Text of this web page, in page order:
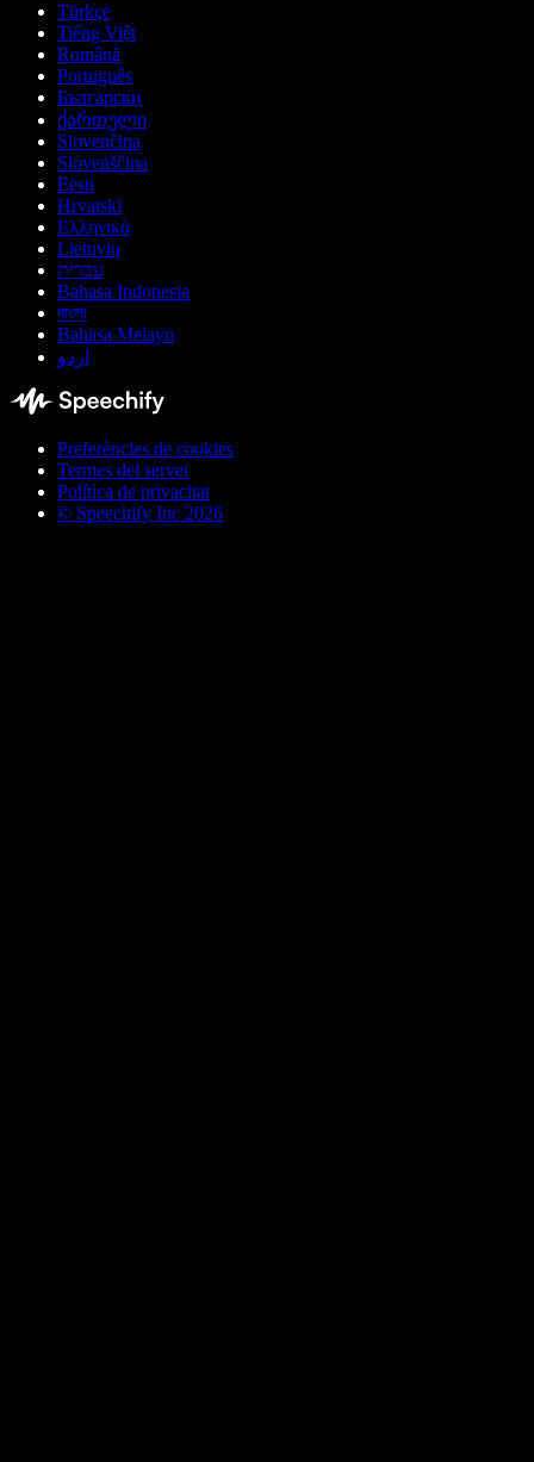
Türkçe
Tiếng Việt
Română
Português
Български
ქართული
Slovenčina
Slovenščina
Eesti
Hrvatski
Ελληνικά
Lietuvių
עברית
Bahasa Indonesia
বাংলা
Bahasa Melayu
اردو
Preferències de cookies
Termes del servei
Política de privacitat
© Speechify Inc 2026